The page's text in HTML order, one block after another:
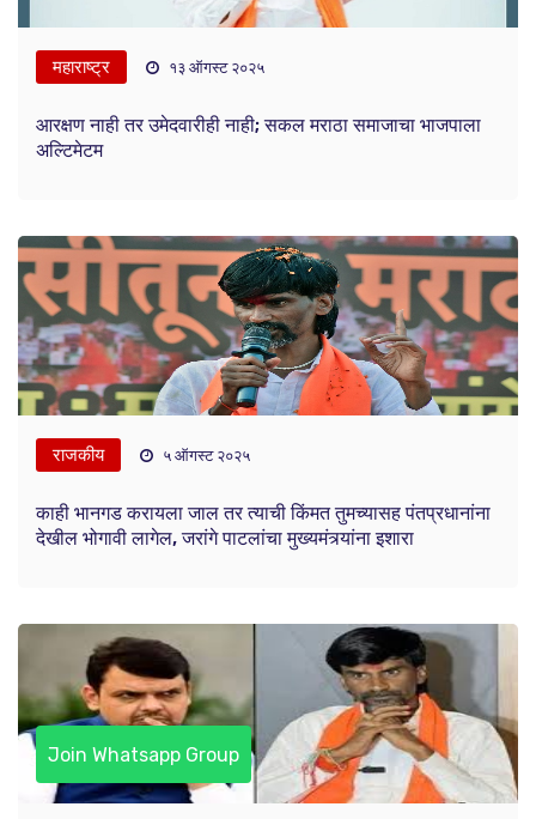
महाराष्ट्र १३ ऑगस्ट २०२५
आरक्षण नाही तर उमेदवारीही नाही; सकल मराठा समाजाचा भाजपाला
अल्टिमेटम
राजकीय ५ ऑगस्ट २०२५
काही भानगड करायला जाल तर त्याची किंमत तुमच्यासह पंतप्रधानांना
देखील भोगावी लागेल, जरांगे पाटलांचा मुख्यमंत्र्यांना इशारा
Join Whatsapp Group